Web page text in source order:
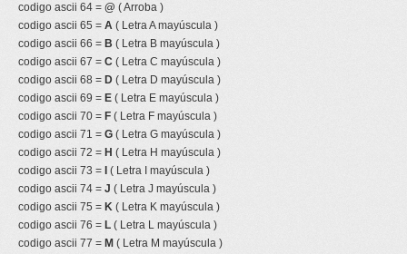
codigo ascii 64 = @ ( Arroba )
codigo ascii 65 = A ( Letra A mayúscula )
codigo ascii 66 = B ( Letra B mayúscula )
codigo ascii 67 = C ( Letra C mayúscula )
codigo ascii 68 = D ( Letra D mayúscula )
codigo ascii 69 = E ( Letra E mayúscula )
codigo ascii 70 = F ( Letra F mayúscula )
codigo ascii 71 = G ( Letra G mayúscula )
codigo ascii 72 = H ( Letra H mayúscula )
codigo ascii 73 =
( Letra I mayúscula )
codigo ascii 74 = J ( Letra J mayúscula )
codigo ascii 75 = K ( Letra K mayúscula )
codigo ascii 76 = L ( Letra L mayúscula )
codigo ascii 77 = M ( Letra M mayúscula )